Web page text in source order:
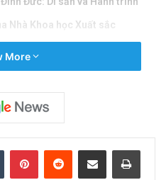
Nhà Khoa học Xuất sắc
Bước Đột Phá Trong Công
More
Tumblr PinterestReddit Share via Email Print